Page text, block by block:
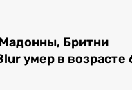
Бритни
умер в возрасте